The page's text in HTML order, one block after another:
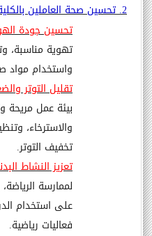
2. تحسين صحة العاملين بالكلية:
تحسين جودة
تهوية مناسبة،
واستخدام مواد
تقليل التوتر
بيئة عمل مريحة
والاسترخاء،
تخفيف التوتر.
تعزيز النشاط
لممارسة
على استخدام
فعاليات رياضية.